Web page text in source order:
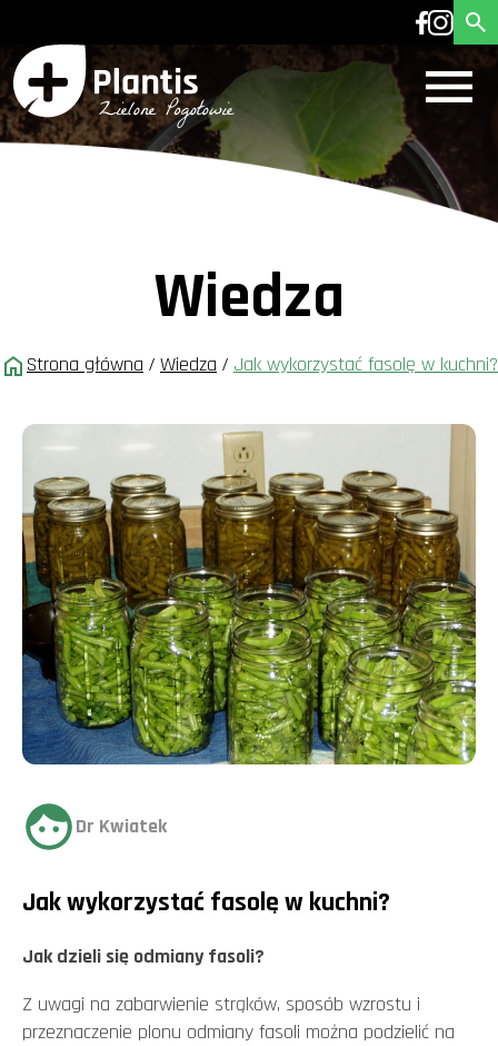
Wiedza
Strona główna / Wiedza / Jak wykorzystać fasolę w kuchni?
Dr Kwiatek
Jak wykorzystać fasolę w kuchni?
Jak dzieli się odmiany fasoli?
Z uwagi na zabarwienie strąków, sposób wzrostu i
przeznaczenie plonu odmiany fasoli można podzielić na